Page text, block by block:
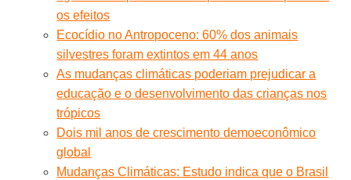
os efeitos
Ecocídio no Antropoceno: 60% dos animais
silvestres foram extintos em 44 anos
As mudanças climáticas poderiam prejudicar a
educação e o desenvolvimento das crianças nos
trópicos
Dois mil anos de crescimento demoeconômico
global
Mudanças Climáticas: Estudo indica que o Brasil